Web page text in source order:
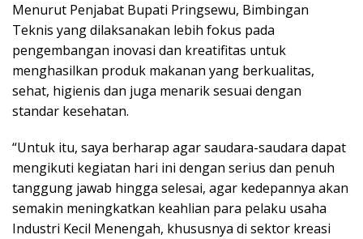
Menurut Penjabat Bupati Pringsewu, Bimbingan
Teknis yang dilaksanakan lebih fokus pada
pengembangan inovasi dan kreatifitas untuk
menghasilkan produk makanan yang berkualitas,
sehat, higienis dan juga menarik sesuai dengan
standar kesehatan.
“Untuk itu, saya berharap agar saudara-saudara dapat
mengikuti kegiatan hari ini dengan serius dan penuh
tanggung jawab hingga selesai, agar kedepannya akan
semakin meningkatkan keahlian para pelaku usaha
Industri Kecil Menengah, khususnya di sektor kreasi